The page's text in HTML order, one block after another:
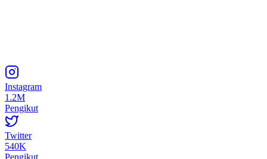
Instagram
1.2M
Pengikut
Twitter
540K